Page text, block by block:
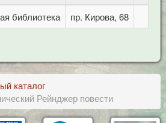
библиотека пр. Кирова, 68
каталог
Рейнджер повести